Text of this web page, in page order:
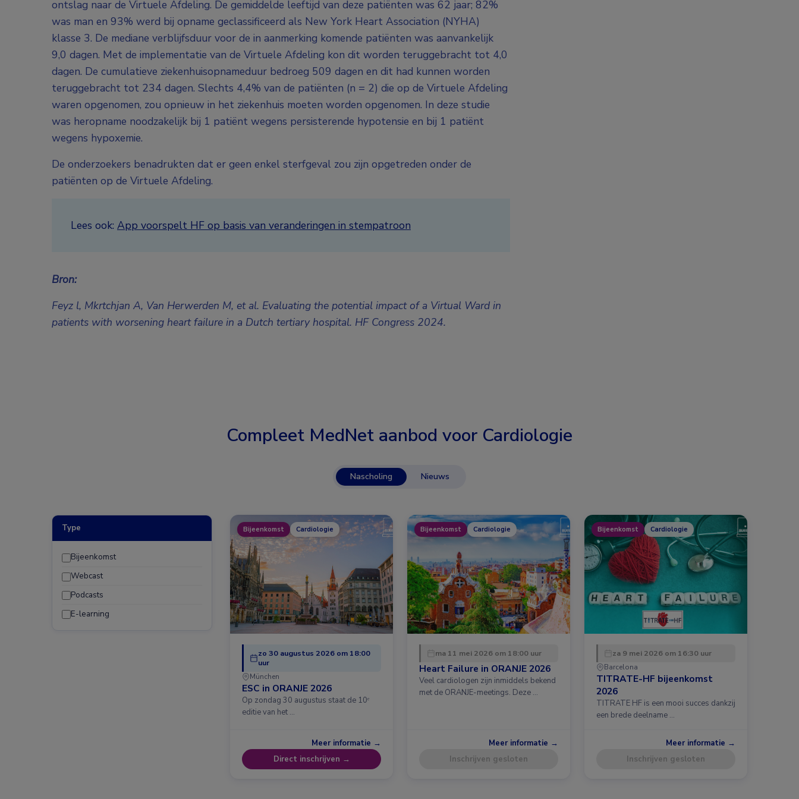
ontslag naar de Virtuele Afdeling. De gemiddelde leeftijd van deze patiënten was 62 jaar; 82%
was man en 93% werd bij opname geclassificeerd als New York Heart Association (NYHA)
klasse 3. De mediane verblijfsduur voor de in aanmerking komende patiënten was aanvankelijk
9,0 dagen. Met de implementatie van de Virtuele Afdeling kon dit worden teruggebracht tot 4,0
dagen. De cumulatieve ziekenhuisopnameduur bedroeg 509 dagen en dit had kunnen worden
teruggebracht tot 234 dagen. Slechts 4,4% van de patiënten (n = 2) die op de Virtuele Afdeling
waren opgenomen, zou opnieuw in het ziekenhuis moeten worden opgenomen. In deze studie
was heropname noodzakelijk bij 1 patiënt wegens persisterende hypotensie en bij 1 patiënt
wegens hypoxemie.
De onderzoekers benadrukten dat er geen enkel sterfgeval zou zijn opgetreden onder de
patiënten op de Virtuele Afdeling.
Lees ook: App voorspelt HF op basis van veranderingen in stempatroon
Bron:
Feyz l, Mkrtchjan A, Van Herwerden M, et al. Evaluating the potential impact of a Virtual Ward in
patients with worsening heart failure in a Dutch tertiary hospital. HF Congress 2024.
Compleet MedNet aanbod voor Cardiologie
Nascholing Nieuws
Type
Bijeenkomst
Webcast
Podcasts
E-learning
Bijeenkomst Cardiologie
zo 30 augustus 2026 om 18:00
uur
München
ESC in ORANJE 2026
Op zondag 30 augustus staat de 10ᵉ
editie van het …
Meer informatie →
Direct inschrijven →
Bijeenkomst Cardiologie
ma 11 mei 2026 om 18:00 uur
Heart Failure in ORANJE 2026
Veel cardiologen zijn inmiddels bekend
met de ORANJE-meetings. Deze …
Meer informatie →
Inschrijven gesloten
Bijeenkomst Cardiologie
za 9 mei 2026 om 16:30 uur
Barcelona
TITRATE-HF bijeenkomst
2026
TITRATE HF is een mooi succes dankzij
een brede deelname …
Meer informatie →
Inschrijven gesloten